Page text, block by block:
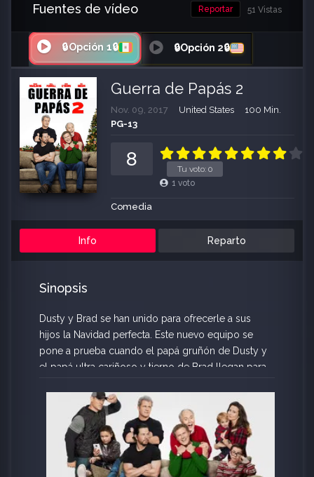
Fuentes de vídeo 51 Vistas
Reportar
🔒Opción 1🔒 🔒Opción 2🔒
Guerra de Papás 2
Nov. 09, 2017 United States
100 Min.
PG-13
Tu voto: 0
8
1 voto
Comedia
Info Reparto
Sinopsis
Dusty y Brad se han unido para ofrecerle a sus
hijos la Navidad perfecta. Este nuevo equipo se
pone a prueba cuando el papá gruñón de Dusty y
el papá ultra cariñoso y tierno de Brad llegan para
completo caos.